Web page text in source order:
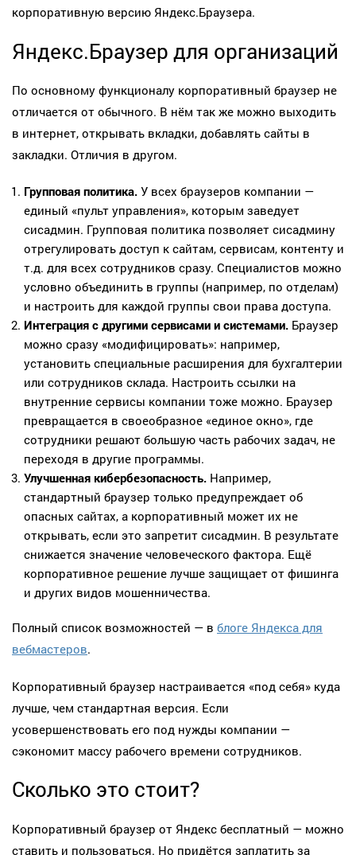
корпоративную версию Яндекс.Браузера.
Яндекс.Браузер для организаций
По основному функционалу корпоративный браузер не
отличается от обычного. В нём так же можно выходить
в интернет, открывать вкладки, добавлять сайты в
закладки. Отличия в другом.
Групповая политика. У всех браузеров компании —
единый «пульт управления», которым заведует
сисадмин. Групповая политика позволяет сисадмину
отрегулировать доступ к сайтам, сервисам, контенту и
т.д. для всех сотрудников сразу. Специалистов можно
условно объединить в группы (например, по отделам)
и настроить для каждой группы свои права доступа.
Интеграция с другими сервисами и системами. Браузер
можно сразу «модифицировать»: например,
установить специальные расширения для бухгалтерии
или сотрудников склада. Настроить ссылки на
внутренние сервисы компании тоже можно. Браузер
превращается в своеобразное «единое окно», где
сотрудники решают большую часть рабочих задач, не
переходя в другие программы.
Улучшенная кибербезопасность. Например,
стандартный браузер только предупреждает об
опасных сайтах, а корпоративный может их не
открывать, если это запретит сисадмин. В результате
снижается значение человеческого фактора. Ещё
корпоративное решение лучше защищает от фишинга
и других видов мошенничества.
Полный список возможностей — в блоге Яндекса для
вебмастеров.
Корпоративный браузер настраивается «под себя» куда
лучше, чем стандартная версия. Если
усовершенствовать его под нужды компании —
сэкономит массу рабочего времени сотрудников.
Сколько это стоит?
Корпоративный браузер от Яндекс бесплатный — можно
ставить и пользоваться. Но придётся заплатить за